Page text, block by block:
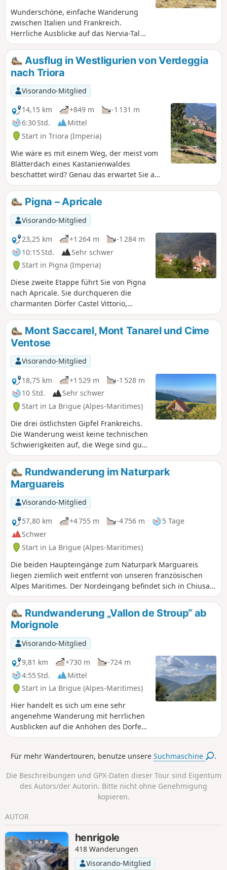
Wunderschöne, einfache Wanderung
zwischen Italien und Frankreich.
Herrliche Ausblicke auf das Nervia-Tal
und die Ligurischen Alpen, dann auf
das Roya-Tal und die Gipfel des
Mercantour. Bei klarem Wetter kann
man den Monte Viso und Korsika sehen.
Ausflug in Westligurien von Verdeggia
nach Triora
Visorando-Mitglied
14,15 km
+849 m
-1 131 m
6:30 Std.
Mittel
Start in Triora (Imperia)
Wie wäre es mit einem Weg, der meist vom
Blätterdach eines Kastanienwaldes
beschattet wird? Genau das erwartet Sie auf
dem Weg vom Dorf Verdeggia zum Dorf
Triora, dem berühmten Hexendorf!
Pigna – Apricale
Visorando-Mitglied
23,25 km
+1 264 m
-1 284 m
10:15 Std.
Sehr schwer
Start in Pigna (Imperia)
Diese zweite Etappe führt Sie von Pigna
nach Apricale. Sie durchqueren die
charmanten Dörfer Castel Vittorio,
Bajardo und Perinaldo. Genau wie Triora
gehören auch Perinaldo und Apricale zu
den schönsten Dörfern Italiens (il
Borghi più belli d'Italia).
Mont Saccarel, Mont Tanarel und Cime
Ventose
Visorando-Mitglied
18,75 km
+1 529 m
-1 528 m
10 Std.
Sehr schwer
Start in La Brigue (Alpes-Maritimes)
Die drei östlichsten Gipfel Frankreichs.
Die Wanderung weist keine technischen
Schwierigkeiten auf, die Wege sind gut
markiert und reichlich ausgeschildert.
Ich stufe sie aufgrund ihrer Länge und
ihres Höhenunterschieds als sehr
anspruchsvoll ein. Eine ähnliche
Wanderung wurde bereits 2019
beschrieben, aber ich teile heute die
Beschreibung des Abstiegs nicht.
Rundwanderung im Naturpark
Marguareis
Visorando-Mitglied
57,80 km
+4 755 m -4 756 m
5 Tage
Schwer
Start in La Brigue (Alpes-Maritimes)
Die beiden Haupteingänge zum Naturpark Marguareis
liegen ziemlich weit entfernt von unseren französischen
Alpes Maritimes. Der Nordeingang befindet sich in Chiusa
di Pesio (2 Stunden Fahrt), der Südeingang in Carnino (3
Stunden Fahrt). Die Wahl von Morignole ist eine Alternative,
um in diesen herrlichen Park zu gelangen, der von
Franzosen wenig frequentiert wird und doch an der Grenze
liegt. Die Pointe Marguareis liegt an der französisch-
italienischen Grenze.Fünf Tage, um die Pointe Marguareis
zu besteigen und zu umrunden.
Rundwanderung „Vallon de Stroup“ ab
Morignole
Visorando-Mitglied
9,81 km
+730 m
-724 m
4:55 Std.
Mittel
Start in La Brigue (Alpes-Maritimes)
Hier handelt es sich um eine sehr
angenehme Wanderung mit herrlichen
Ausblicken auf die Anhöhen des Dorfes
Morignole, vorbei an der Stroup-
Schafhütte von Chambeuil.
Für mehr Wandertouren, benutze unsereSuchmaschine .
Die Beschreibungen und GPX-Daten dieser Tour sind Eigentum
des Autors/der Autorin. Bitte nicht ohne Genehmigung
kopieren.
AUTOR
henrigole
418 Wanderungen
Visorando-Mitglied